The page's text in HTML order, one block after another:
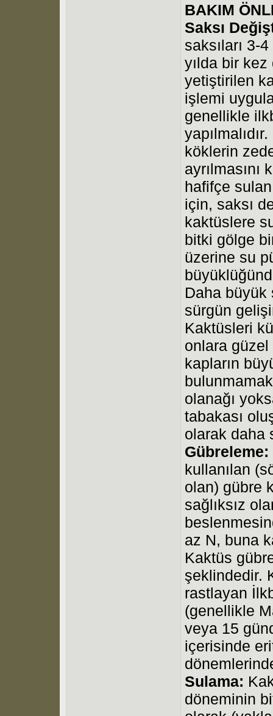
BAKIM
Saksı
saksıları 3-
yılda bir
yetiştirilen
işlemi
genellikle
köklerin
hafifçe
için, saksı
kaktüslere
bitki gölge
üzerine su
Daha büyük
sürgün
Kaktüsleri
onlara güzel
kapların
olanağı
tabakası
olarak daha
Gübreleme:
kullanılan
olan) gübre
sağlıksız
az N, buna
Kaktüs
şeklindedir.
rastlayan
(genellikle
veya 15
içerisinde
Sulama:
döneminin